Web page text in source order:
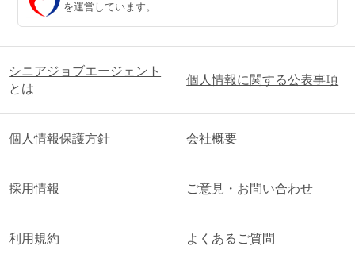
を運営しています。
シニアジョブエージェント
とは
個人情報に関する公表事項
個人情報保護方針 会社概要
採用情報 ご意見・お問い合わせ
利用規約 よくあるご質問